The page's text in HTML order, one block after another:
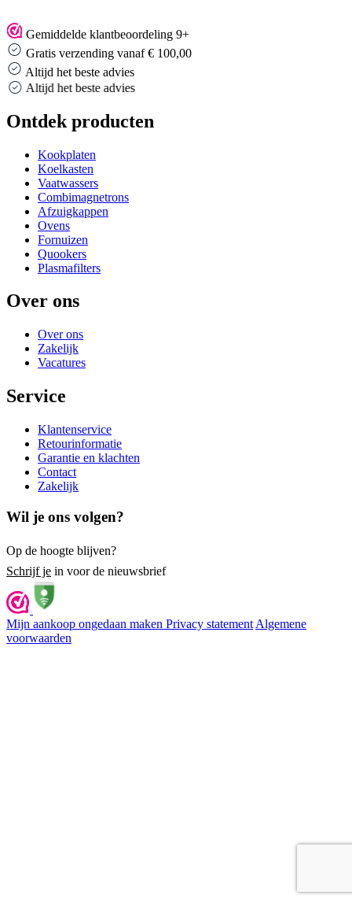
Gemiddelde klantbeoordeling 9+
Gratis verzending vanaf € 100,00
Altijd het beste advies
Altijd het beste advies
Ontdek producten
Kookplaten
Koelkasten
Vaatwassers
Combimagnetrons
Afzuigkappen
Ovens
Fornuizen
Quookers
Plasmafilters
Over ons
Over ons
Zakelijk
Vacatures
Service
Klantenservice
Retourinformatie
Garantie en klachten
Contact
Zakelijk
Wil je ons volgen?
Op de hoogte blijven?
Schrijf je in voor de nieuwsbrief
Mijn aankoop ongedaan maken Privacy statement Algemene
voorwaarden